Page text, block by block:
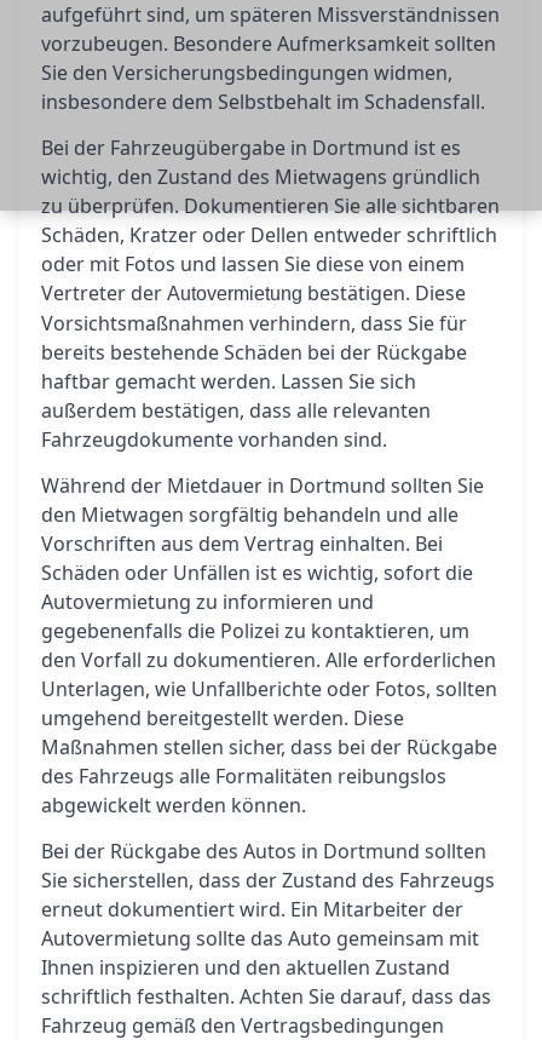
aufgeführt sind, um späteren Missverständnissen
vorzubeugen. Besondere Aufmerksamkeit sollten
Sie den Versicherungsbedingungen widmen,
insbesondere dem Selbstbehalt im Schadensfall.
Bei der Fahrzeugübergabe in Dortmund ist es
wichtig, den Zustand des Mietwagens gründlich
zu überprüfen. Dokumentieren Sie alle sichtbaren
Schäden, Kratzer oder Dellen entweder schriftlich
oder mit Fotos und lassen Sie diese von einem
Vertreter der Autovermietung bestätigen. Diese
Vorsichtsmaßnahmen verhindern, dass Sie für
bereits bestehende Schäden bei der Rückgabe
haftbar gemacht werden. Lassen Sie sich
außerdem bestätigen, dass alle relevanten
Fahrzeugdokumente vorhanden sind.
Während der Mietdauer in Dortmund sollten Sie
den Mietwagen sorgfältig behandeln und alle
Vorschriften aus dem Vertrag einhalten. Bei
Schäden oder Unfällen ist es wichtig, sofort die
Autovermietung zu informieren und
gegebenenfalls die Polizei zu kontaktieren, um
den Vorfall zu dokumentieren. Alle erforderlichen
Unterlagen, wie Unfallberichte oder Fotos, sollten
umgehend bereitgestellt werden. Diese
Maßnahmen stellen sicher, dass bei der Rückgabe
des Fahrzeugs alle Formalitäten reibungslos
abgewickelt werden können.
Bei der Rückgabe des Autos in Dortmund sollten
Sie sicherstellen, dass der Zustand des Fahrzeugs
erneut dokumentiert wird. Ein Mitarbeiter der
Autovermietung sollte das Auto gemeinsam mit
Ihnen inspizieren und den aktuellen Zustand
schriftlich festhalten. Achten Sie darauf, dass das
Fahrzeug gemäß den Vertragsbedingungen